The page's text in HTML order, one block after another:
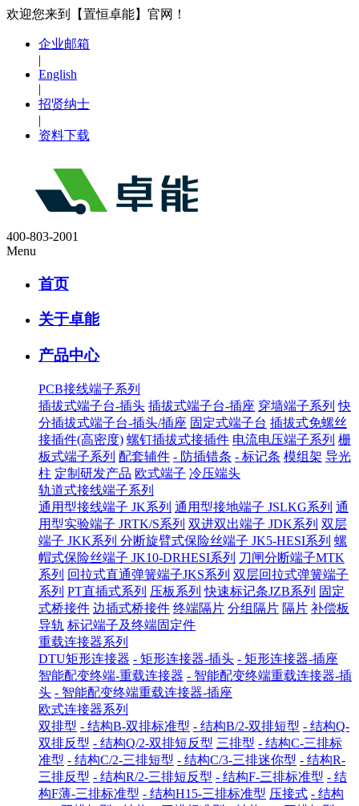
欢迎您来到【置恒卓能】官网！
企业邮箱
|
English
|
招贤纳士
|
资料下载
400-803-2001
Menu
首页
关于卓能
产品中心
PCB接线端子系列
插拔式端子台-插头 插拔式端子台-插座 穿墙端子系列 快
分插拔式端子台-插头/插座 固定式端子台 插拔式免螺丝
接插件(高密度) 螺钉插拔式接插件 电流电压端子系列 栅
板式端子系列 配套辅件 - 防插错条 - 标记条 模组架 导光
柱 定制研发产品 欧式端子 冷压端头
轨道式接线端子系列
通用型接线端子 JK系列 通用型接地端子 JSLKG系列 通
用型实验端子 JRTK/S系列 双进双出端子 JDK系列 双层
端子 JKK系列 分断旋臂式保险丝端子 JK5-HESI系列 螺
帽式保险丝端子 JK10-DRHESI系列 刀闸分断端子MTK
系列 回拉式直通弹簧端子JKS系列 双层回拉式弹簧端子
系列 PT直插式系列 压板系列 快速标记条JZB系列 固定
式桥接件 边插式桥接件 终端隔片 分组隔片 隔片 补偿板
导轨 标记端子及终端固定件
重载连接器系列
DTU矩形连接器 - 矩形连接器-插头 - 矩形连接器-插座
智能配变终端-重载连接器 - 智能配变终端重载连接器-插
头 - 智能配变终端重载连接器-插座
欧式连接器系列
双排型 - 结构B-双排标准型 - 结构B/2-双排短型 - 结构Q-
双排反型 - 结构Q/2-双排短反型 三排型 - 结构C-三排标
准型 - 结构C/2-三排短型 - 结构C/3-三排迷你型 - 结构R-
三排反型 - 结构R/2-三排短反型 - 结构F-三排标准型 - 结
构F薄-三排标准型 - 结构H15-三排标准型 压接式 - 结构